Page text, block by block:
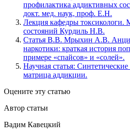
профилактика аддиктивных
докт. мед. наук, проф. Е.Н.
Лекция кафедры
состояний Курдиль Н.В.
Статья В.В. Мрыхин А.В.
наркотики: краткая история
примере «спайсов» и «солей».
Научная статья:
матрица аддикции.
Оцените эту статью
Автор статьи
Вадим Кавецкий